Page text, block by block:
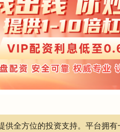
全方位的投资支持。平台拥